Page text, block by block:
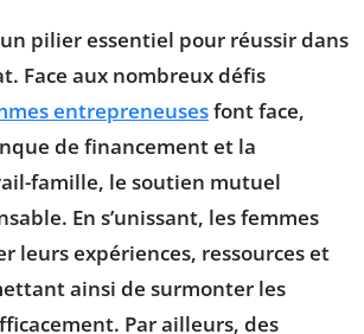
pilier essentiel pour réussir dans
. Face aux nombreux défis
entrepreneusesfont face,
de financementet la
famille, le soutien mutuel
En s’unissant, les femmes
leurs expériences, ressources et
ainsi de surmonter les
Par ailleurs, des